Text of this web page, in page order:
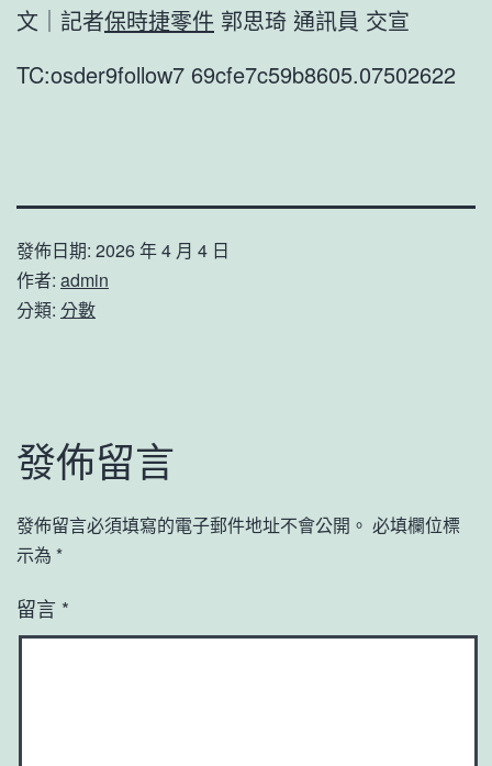
文｜記者保時捷零件 郭思琦 通訊員 交宣
TC:osder9follow7 69cfe7c59b8605.07502622
發佈日期: 2026 年 4 月 4 日
作者: admin
分類: 分數
發佈留言
發佈留言必須填寫的電子郵件地址不會公開。 必填欄位標
示為 *
留言 *